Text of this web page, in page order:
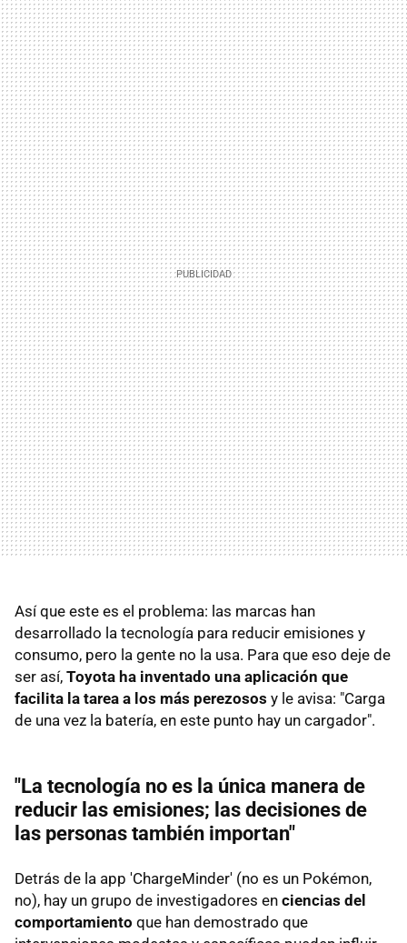
Así que este es el problema: las marcas han
desarrollado la tecnología para reducir emisiones y
consumo, pero la gente no la usa. Para que eso deje de
ser así, Toyota ha inventado una aplicación que
facilita la tarea a los más perezosos y le avisa: "Carga
de una vez la batería, en este punto hay un cargador".
"La tecnología no es la única manera de
reducir las emisiones; las decisiones de
las personas también importan"
Detrás de la app 'ChargeMinder' (no es un Pokémon,
no), hay un grupo de investigadores en ciencias del
comportamiento que han demostrado que